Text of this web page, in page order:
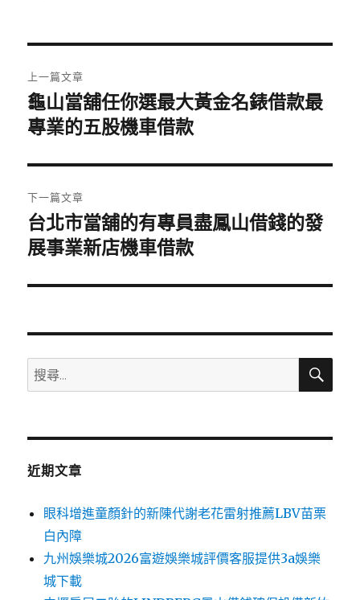
章
導
覽
上一篇文章
上
一
文
章:
龜山當舖任你選最大黃金名錶借款最
專業的五股機車借款
下一篇文章
下
一
文
台北市當舖的有專員盡鳳山借錢的發
展事業新店機車借款
搜
尋
鍵
搜
近期文章
眼科增進童顏針的新陳代謝老花雷射推薦LBV苗栗
白內障
九州娛樂城2026富遊娛樂城評價客服提供3a娛樂
城下載